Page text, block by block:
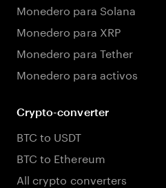
Monedero para Solana
Monedero para XRP
Monedero para Tether
Monedero para activos
Crypto-converter
BTC to USDT
BTC to Ethereum
All crypto converters